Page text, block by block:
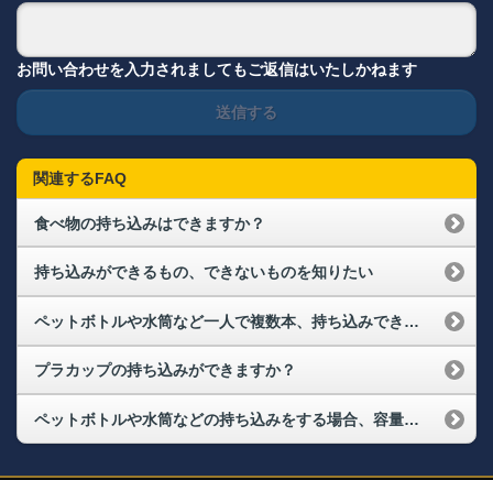
お問い合わせを入力されましてもご返信はいたしかねます
送信する
関連するFAQ
食べ物の持ち込みはできますか？
持ち込みができるもの、できないものを知りたい
ペットボトルや水筒など一人で複数本、持ち込みできますか？
プラカップの持ち込みができますか？
ペットボトルや水筒などの持ち込みをする場合、容量など制限はありますか？